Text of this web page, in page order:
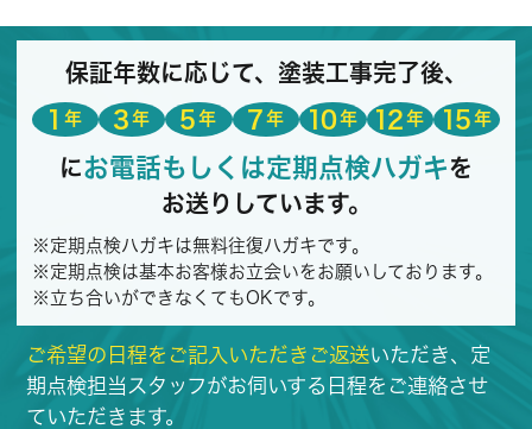
保証年数に応じて、塗装工事完了後、
1 年 3 年 5 年 7 年 10 年 12 年 15 年
にお電話もしくは定期点検ハガキを
お送りしています。
※定期点検ハガキは無料往復ハガキです。
※定期点検は基本お客様お立会いをお願いしております。
※立ち合いができなくてもOKです。
ご希望の日程をご記入いただきご返送いただき、定
期点検担当スタッフがお伺いする日程をご連絡させ
ていただきます。